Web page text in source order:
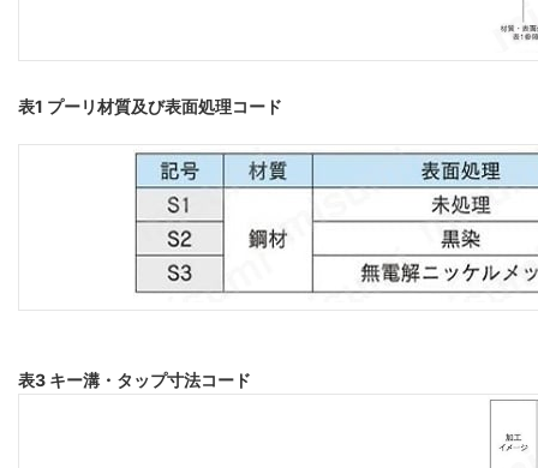
表1 プーリ材質及び表面処理コード
表3 キー溝・タップ寸法コード